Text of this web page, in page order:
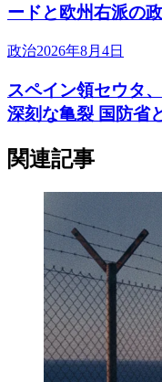
ードと欧州右派の
政治2026年8月4日
スペイン領セウタ
深刻な亀裂 国防省
関連記事